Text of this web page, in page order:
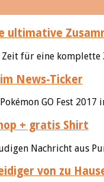
ultimative
für eine komplette
News-Ticker
GO Fest
+ gratis Shirt
Nachricht aus
von zu